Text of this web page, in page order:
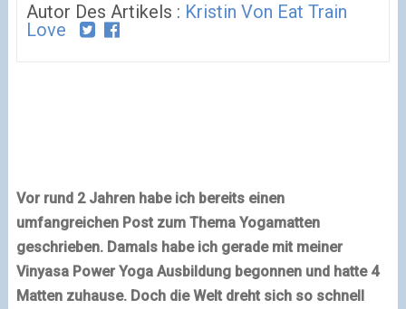
Autor Des Artikels : Kristin Von Eat Train
Love
Vor rund 2 Jahren habe ich bereits einen
umfangreichen Post zum Thema Yogamatten
geschrieben. Damals habe ich gerade mit meiner
Vinyasa Power Yoga Ausbildung begonnen und hatte 4
Matten zuhause. Doch die Welt dreht sich so schnell